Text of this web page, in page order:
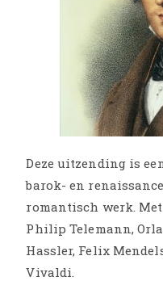
Deze uitzending is
barok- en
romantisch werk.
Philip Telemann,
Hassler, Felix
Vivaldi.